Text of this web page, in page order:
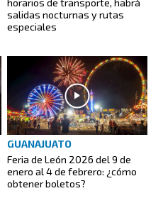
horarios de transporte, habrá
salidas nocturnas y rutas
especiales
GUANAJUATO
Feria de León 2026 del 9 de
enero al 4 de febrero: ¿cómo
obtener boletos?